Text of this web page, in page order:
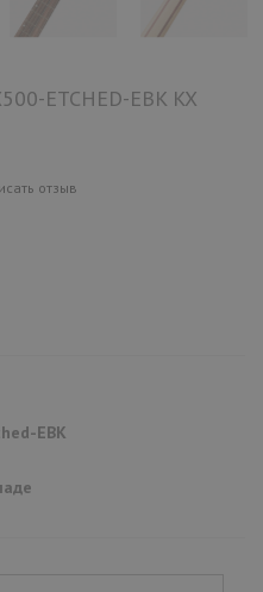
ETCHED-EBK KX
отзыв
EBK